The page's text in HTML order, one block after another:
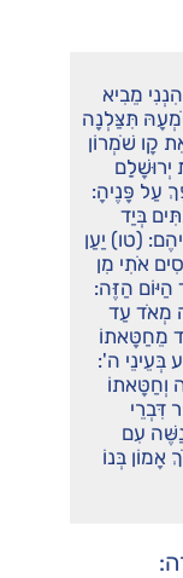
מֵבִיא
תִּצַּלְנָה
קָו שֹׁמְרוֹן
עַל פָּנֶיהָ:
בְּיַד
(טו) יַעַן
אֹתִי מִן
הַיּוֹם הַזֶּה:
מְאֹד עַד
מֵחַטָּאתוֹ
בְּעֵינֵי ה':
וְחַטָּאתוֹ
דִּבְרֵי
עִם
אָמוֹן בְּנוֹ